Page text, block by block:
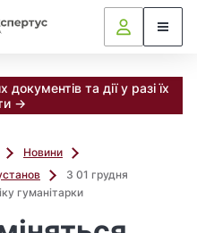
та дії у разі їх
→
Новини
З 01 грудня
гуманітарки